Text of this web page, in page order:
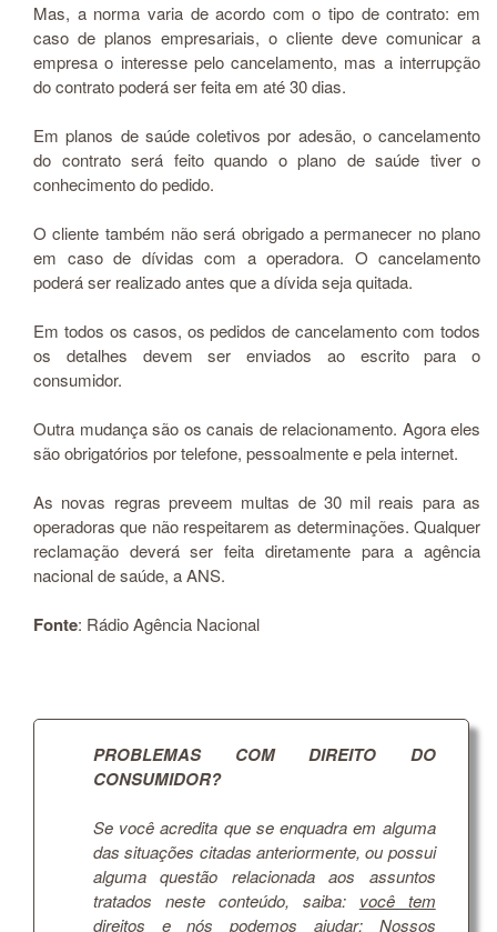
Mas, a norma varia de acordo com o tipo de contrato: em
caso de planos empresariais, o cliente deve comunicar a
empresa o interesse pelo cancelamento, mas a interrupção
do contrato poderá ser feita em até 30 dias.
Em planos de saúde coletivos por adesão, o cancelamento
do contrato será feito quando o plano de saúde tiver o
conhecimento do pedido.
O cliente também não será obrigado a permanecer no plano
em caso de dívidas com a operadora. O cancelamento
poderá ser realizado antes que a dívida seja quitada.
Em todos os casos, os pedidos de cancelamento com todos
os detalhes devem ser enviados ao escrito para o
consumidor.
Outra mudança são os canais de relacionamento. Agora eles
são obrigatórios por telefone, pessoalmente e pela internet.
As novas regras preveem multas de 30 mil reais para as
operadoras que não respeitarem as determinações. Qualquer
reclamação deverá ser feita diretamente para a agência
nacional de saúde, a ANS.
Fonte: Rádio Agência Nacional
PROBLEMAS COM DIREITO DO
CONSUMIDOR?
Se você acredita que se enquadra em alguma
das situações citadas anteriormente, ou possui
alguma questão relacionada aos assuntos
tratados neste conteúdo, saiba: você tem
direitos e nós podemos ajudar: Nossos